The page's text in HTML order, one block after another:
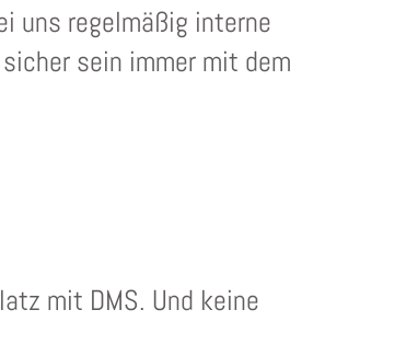
uns regelmäßig interne
sein immer mit dem
mit DMS. Und keine